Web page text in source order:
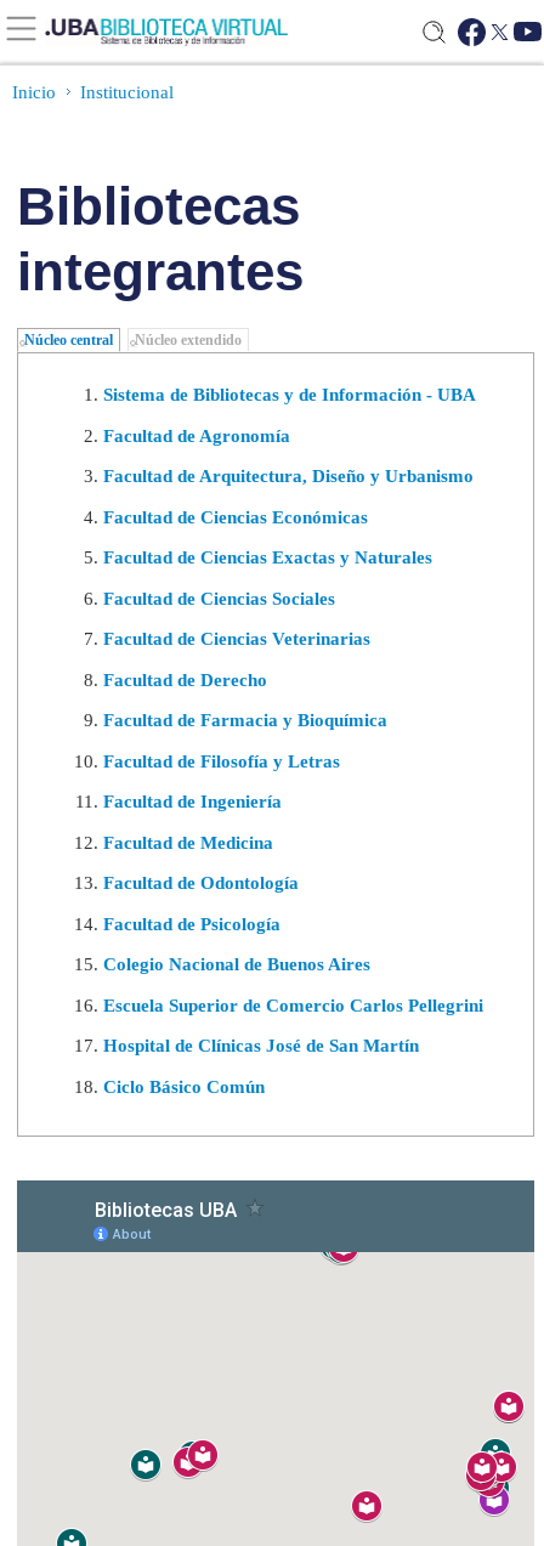
Inicio Institucional
Bibliotecas
integrantes
Núcleo central Núcleo extendido
Sistema de Bibliotecas y de Información - UBA
Facultad de Agronomía
Facultad de Arquitectura, Diseño y Urbanismo
Facultad de Ciencias Económicas
Facultad de Ciencias Exactas y Naturales
Facultad de Ciencias Sociales
Facultad de Ciencias Veterinarias
Facultad de Derecho
Facultad de Farmacia y Bioquímica
Facultad de Filosofía y Letras
Facultad de Ingeniería
Facultad de Medicina
Facultad de Odontología
Facultad de Psicología
Colegio Nacional de Buenos Aires
Escuela Superior de Comercio Carlos Pellegrini
Hospital de Clínicas José de San Martín
Ciclo Básico Común